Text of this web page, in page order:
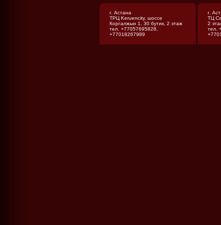
г. Астана
ТРЦ Keruencity, шоссе
Коргалжын 1, 30 бутик, 2 этаж
тел. +77057695828,
+77018267989
г.
ТЦ
2
тел.